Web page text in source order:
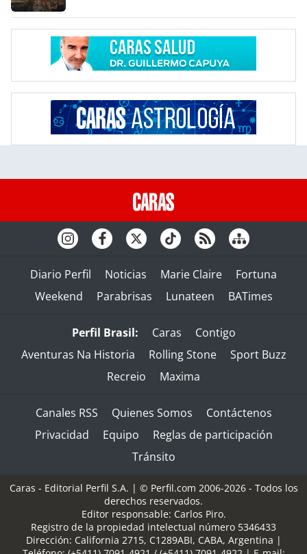
Diario Perfil Noticias Marie Claire
Fortuna
Weekend
Parabrisas Lunateen BATimes
Perfil Brasil: Caras
Contigo
Aventuras Na Historia
Rolling Stone
Sport Buzz
Recreio
Maxima
Canales RSS Quienes Somos
Contáctenos
Privacidad
Equipo
Reglas de participación
Tránsito
Caras - Editorial Perfil S.A. | © Perfil.com 2006-2026 - Todos los
derechos reservados.
Editor responsable: Carlos Piro.
Registro de la propiedad intelectual número 5346433
Dirección: California 2715, C1289ABI, CABA, Argentina |